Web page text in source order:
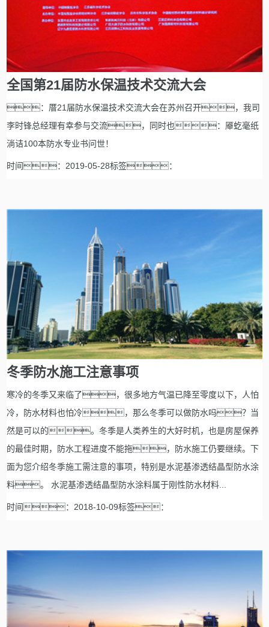
全国第21届防水保温技术交流大会
：厝21届防水保温技术交流大会在苏州召开，我司
李时锋总经理有幸参与交流，同时也：厣虼毫纸
淌诘100本防水专业书问世！
时间：2019-05-28标签：
冬季防水施工注意事项
寒冷的冬季又来临了，很多地方气温已降至零度以下，人怕
冷，防水材料也怕冷，那么冬季可以做防水吗？当
然是可以的。冬季是人类养生的大好时机，也是房屋保养
的最佳时期，防水工程进度不能拖，防水施工仍要继续。下
面为您介绍冬季施工需注意的事项，特别是水泥基渗透结晶型防水涂
料。 水泥基渗透结晶型防水涂料属于刚性防水材料...
时间：2018-10-09标签：